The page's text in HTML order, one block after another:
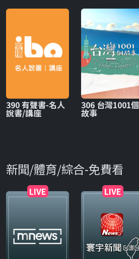
390 有聲書-名人
說書/講座
306 台灣1001個
故事
新聞/體育/綜合-免費看
LIVE LIVE